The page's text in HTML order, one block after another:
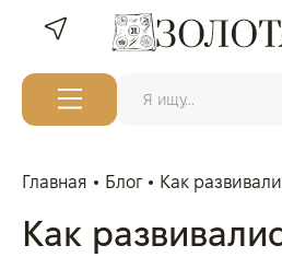
Главная Блог Как
Как